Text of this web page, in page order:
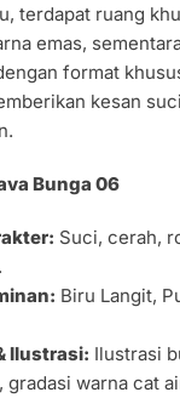
terdapat ruang
emas,
format
kesan
Bunga 06
Suci, cerah,
Biru Langit,
Ilustrasi: Ilustrasi
gradasi warna cat